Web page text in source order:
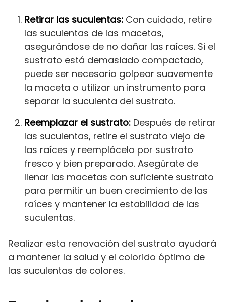
Retirar las suculentas: Con cuidado, retire
las suculentas de las macetas,
asegurándose de no dañar las raíces. Si el
sustrato está demasiado compactado,
puede ser necesario golpear suavemente
la maceta o utilizar un instrumento para
separar la suculenta del sustrato.
Reemplazar el sustrato: Después de retirar
las suculentas, retire el sustrato viejo de
las raíces y reemplácelo por sustrato
fresco y bien preparado. Asegúrate de
llenar las macetas con suficiente sustrato
para permitir un buen crecimiento de las
raíces y mantener la estabilidad de las
suculentas.
Realizar esta renovación del sustrato ayudará
a mantener la salud y el colorido óptimo de
las suculentas de colores.